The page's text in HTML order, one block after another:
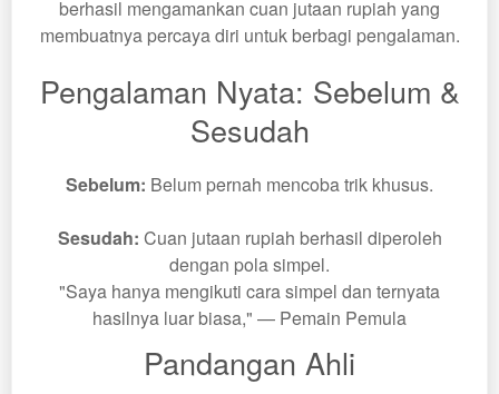
berhasil mengamankan cuan jutaan rupiah yang
membuatnya percaya diri untuk berbagi pengalaman.
Pengalaman Nyata: Sebelum &
Sesudah
Sebelum: Belum pernah mencoba trik khusus.
Sesudah: Cuan jutaan rupiah berhasil diperoleh
dengan pola simpel.
"Saya hanya mengikuti cara simpel dan ternyata
hasilnya luar biasa," — Pemain Pemula
Pandangan Ahli